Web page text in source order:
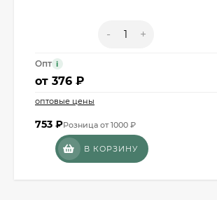
- +
Опт i
от 376 ₽
оптовые цены
753 ₽Розница от 1000 ₽
В КОРЗИНУ